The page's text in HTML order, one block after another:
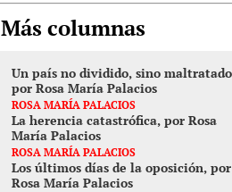
Más columnas
Un país no dividido, sino
por Rosa María Palacios
ROSA MARÍA PALACIOS
La herencia catastrófica, por Rosa
María Palacios
ROSA MARÍA PALACIOS
Los últimos días de la oposición, por
Rosa María Palacios